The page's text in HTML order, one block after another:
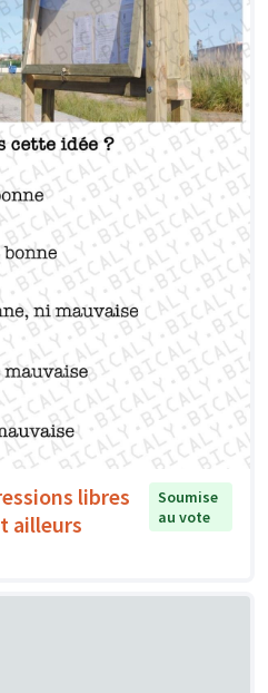
libres
ailleurs
Soumise
au vote